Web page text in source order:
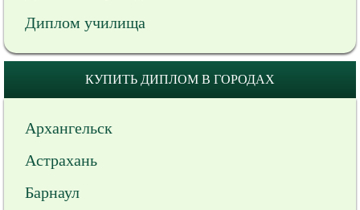
Диплом училища
КУПИТЬ ДИПЛОМ В ГОРОДАХ
Архангельск
Астрахань
Барнаул